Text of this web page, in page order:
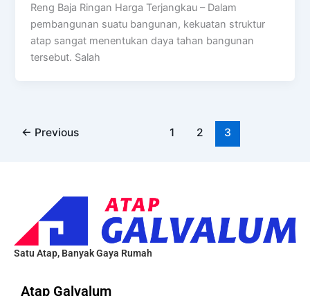
Reng Baja Ringan Harga Terjangkau – Dalam
pembangunan suatu bangunan, kekuatan struktur
atap sangat menentukan daya tahan bangunan
tersebut. Salah
← Previous 1 2 3
Satu Atap, Banyak Gaya Rumah
Atap Galvalum